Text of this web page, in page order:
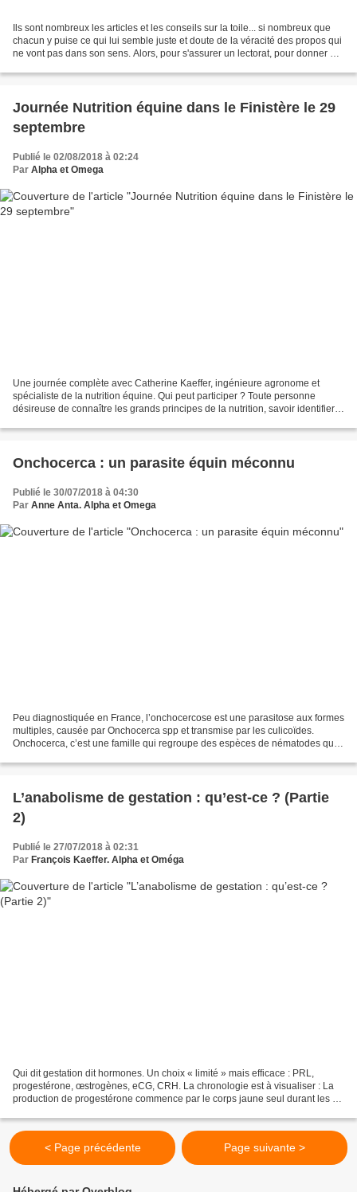
Ils sont nombreux les articles et les conseils sur la toile... si nombreux que
chacun y puise ce qui lui semble juste et doute de la véracité des propos qui
ne vont pas dans son sens. Alors, pour s'assurer un lectorat, pour donner du
Journée Nutrition équine dans le Finistère le 29
septembre
Publié le 02/08/2018 à 02:24
Par Alpha et Omega
Une journée complète avec Catherine Kaeffer, ingénieure agronome et
spécialiste de la nutrition équine. Qui peut participer ? Toute personne
désireuse de connaître les grands principes de la nutrition, savoir identifier
Onchocerca : un parasite équin méconnu
Publié le 30/07/2018 à 04:30
Par Anne Anta. Alpha et Omega
Peu diagnostiquée en France, l’onchocercose est une parasitose aux formes
multiples, causée par Onchocerca spp et transmise par les culicoïdes.
Onchocerca, c’est une famille qui regroupe des espèces de nématodes qui
L’anabolisme de gestation : qu’est-ce ? (Partie
2)
Publié le 27/07/2018 à 02:31
Par François Kaeffer. Alpha et Oméga
Qui dit gestation dit hormones. Un choix « limité » mais efficace : PRL,
progestérone, œstrogènes, eCG, CRH. La chronologie est à visualiser : La
production de progestérone commence par le corps jaune seul durant les 35
< Page précédente Page suivante >